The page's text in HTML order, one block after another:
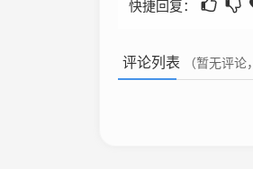
快捷回复：
评论列表 （暂无评论，